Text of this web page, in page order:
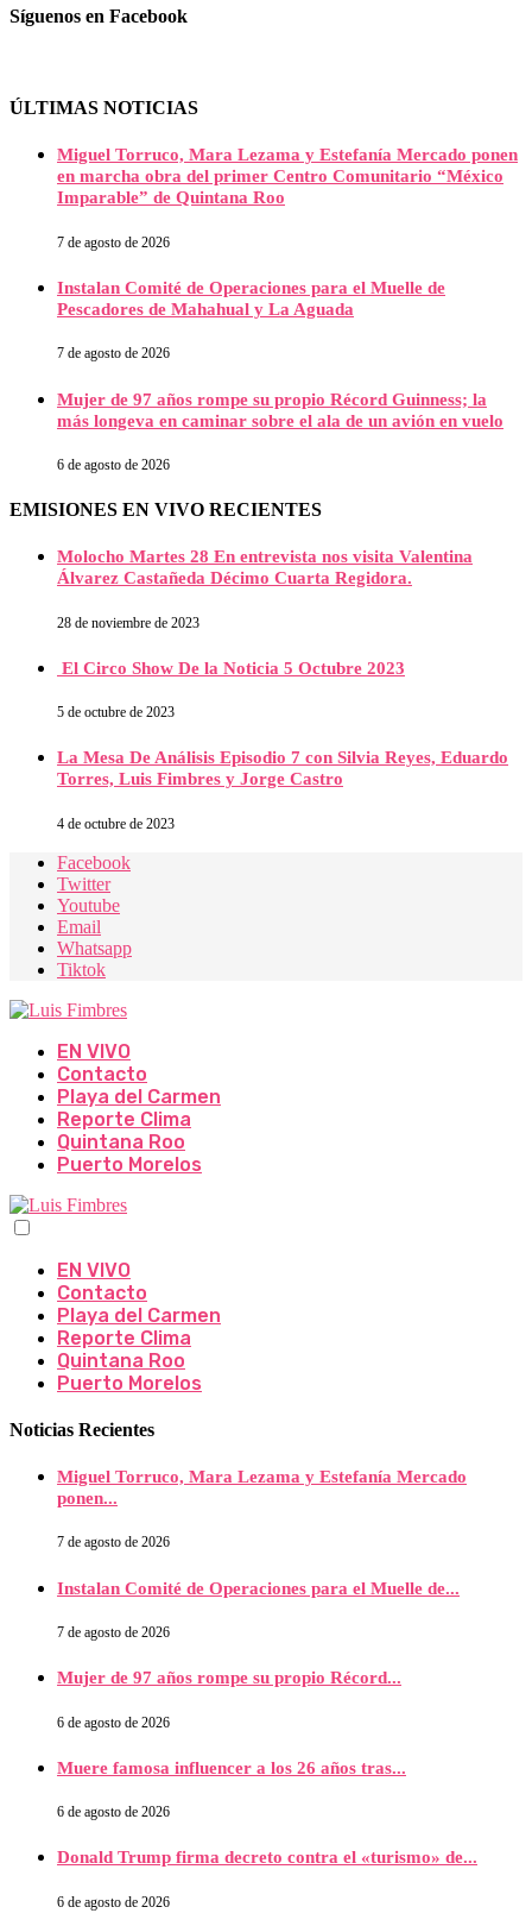
Síguenos en Facebook
ÚLTIMAS NOTICIAS
Miguel Torruco, Mara Lezama y Estefanía Mercado ponen
en marcha obra del primer Centro Comunitario “México
Imparable” de Quintana Roo
7 de agosto de 2026
Instalan Comité de Operaciones para el Muelle de
Pescadores de Mahahual y La Aguada
7 de agosto de 2026
Mujer de 97 años rompe su propio Récord Guinness; la
más longeva en caminar sobre el ala de un avión en vuelo
6 de agosto de 2026
EMISIONES EN VIVO RECIENTES
Molocho Martes 28 En entrevista nos visita Valentina
Álvarez Castañeda Décimo Cuarta Regidora.
28 de noviembre de 2023
El Circo Show De la Noticia 5 Octubre 2023
5 de octubre de 2023
La Mesa De Análisis Episodio 7 con Silvia Reyes, Eduardo
Torres, Luis Fimbres y Jorge Castro
4 de octubre de 2023
Facebook
Twitter
Youtube
Email
Whatsapp
Tiktok
EN VIVO
Contacto
Playa del Carmen
Reporte Clima
Quintana Roo
Puerto Morelos
EN VIVO
Contacto
Playa del Carmen
Reporte Clima
Quintana Roo
Puerto Morelos
Noticias Recientes
Miguel Torruco, Mara Lezama y Estefanía Mercado
ponen...
7 de agosto de 2026
Instalan Comité de Operaciones para el Muelle de...
7 de agosto de 2026
Mujer de 97 años rompe su propio Récord...
6 de agosto de 2026
Muere famosa influencer a los 26 años tras...
6 de agosto de 2026
Donald Trump firma decreto contra el «turismo» de...
6 de agosto de 2026